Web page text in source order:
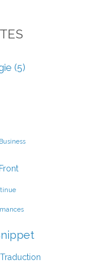
(5)
Business
Front
Traduction